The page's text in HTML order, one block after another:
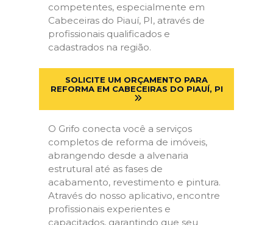
competentes, especialmente em
Cabeceiras do Piauí, PI, através de
profissionais qualificados e
cadastrados na região.
SOLICITE UM ORÇAMENTO PARA
REFORMA EM CABECEIRAS DO PIAUÍ, PI
O Grifo conecta você a serviços
completos de reforma de imóveis,
abrangendo desde a alvenaria
estrutural até as fases de
acabamento, revestimento e pintura.
Através do nosso aplicativo, encontre
profissionais experientes e
capacitados, garantindo que seu